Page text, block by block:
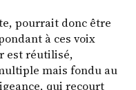
pourrait donc être
à ces voix
est réutilisé,
mais fondu au
qui recourt